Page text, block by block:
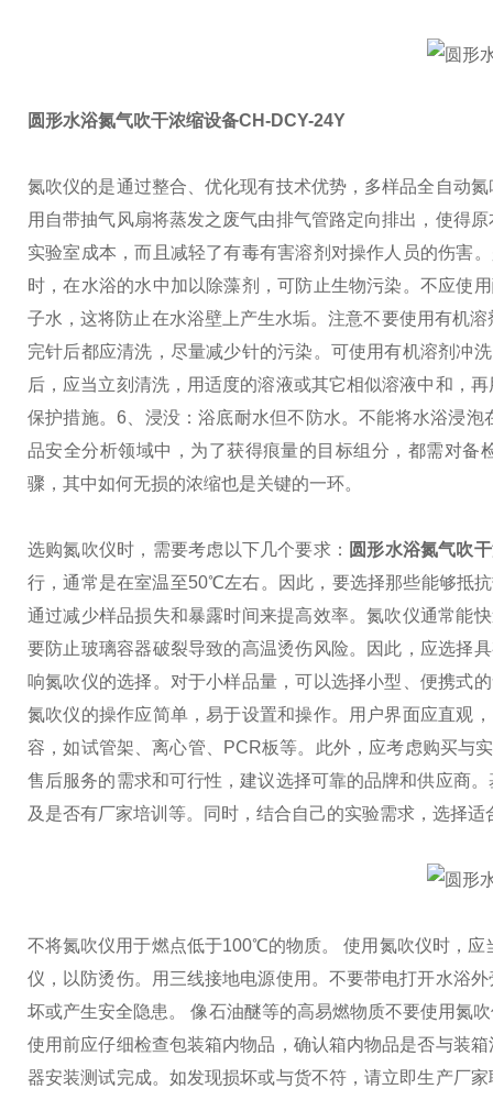
圆形水浴氮气吹干浓缩设备CH-DCY-24Y
氮吹仪的是通过整合、优化现有技术优势，多样品全自动
用自带抽气风扇将蒸发之废气由排气管路定向排出，使得
实验室成本，而且减轻了有毒有害溶剂对操作人员的伤害
时，在水浴的水中加以除藻剂，可防止生物污染。不应使
子水，这将防止在水浴壁上产生水垢。注意不要使用有机
完针后都应清洗，尽量减少针的污染。可使用有机溶剂冲
后，应当立刻清洗，用适度的溶液或其它相似溶液中和，
保护措施。6、浸没：浴底耐水但不防水。不能将水浴浸
品安全分析领域中，为了获得痕量的目标组分，都需对
骤，其中如何无损的浓缩也是关键的一环。
选购氮吹仪时，需要考虑以下几个要求： 圆形水浴氮气吹
行，通常是在室温至50℃左右。因此，要选择那些能够抵
通过减少样品损失和暴露时间来提高效率。氮吹仪通常能
要防止玻璃容器破裂导致的高温烫伤风险。因此，应选择
响氮吹仪的选择。对于小样品量，可以选择小型、便携式
氮吹仪的操作应简单，易于设置和操作。用户界面应直观
容，如试管架、离心管、PCR板等。此外，应考虑购买与
售后服务的需求和可行性，建议选择可靠的品牌和供应商。
及是否有厂家培训等。同时，结合自己的实验需求，选择适
不将氮吹仪用于燃点低于100℃的物质。 使用氮吹仪时，
仪，以防烫伤。用三线接地电源使用。不要带电打开水浴
坏或产生安全隐患。 像石油醚等的高易燃物质不要使用氮
使用前应仔细检查包装箱内物品，确认箱内物品是否与装
器安装测试完成。如发现损坏或与货不符，请立即生产厂